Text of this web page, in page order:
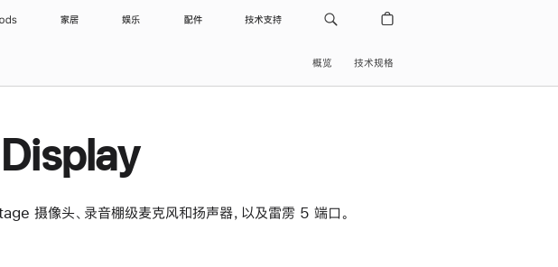
家居 娱乐 配件 技术支持
概览 技术规格
摄像头、录音棚级麦克风和扬声器，以及雷雳 5 端口。